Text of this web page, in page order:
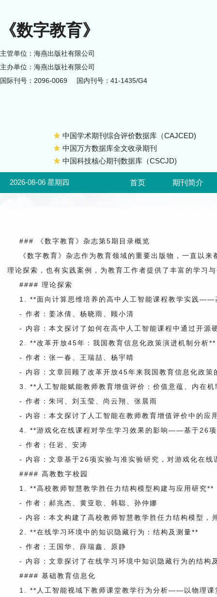
《数字教育》
主管单位：海燕出版社有限公司
主办单位：海燕出版社有限公司
国际刊号：2096-0069
国内刊号：41-1435/G4
中国学术期刊综合评价数据库（CAJCED)
中国万方数据库全文收录期刊
中国科技核心期刊数据库（CSCJD)
2026-08-06 星期四 首页 期刊简介
### 《数字教育》杂志第5期目录概览
《数字教育》杂志作为教育领域的重要出版物，一直以
理论探索，也有实践案例，为教育工作者提供了丰富的学习
#### 理论探索
1. **面向计算思维培养的高中人工智能课程教学实践——
- 作者：姜冰倩、杨晓雨、顾小清
- 内容：本文探讨了如何在高中人工智能课程中通过开源
2. **改革开放45年：我国教育信息化政策演进机制分析**
- 作者：张一春、王瑞喆、杨宇晴
- 内容：文章回顾了改革开放45年来我国教育信息化政
3. **人工智能赋能教师教育增值评价：价值意蕴、内在
- 作者：朱珂、刘玉莹、尚云翔、张晨雨
- 内容：本文探讨了人工智能在教师教育增值评价中的应
4. **游戏化在线课程对学生学习效果的影响——基于26
- 作者：任岩、安涛
- 内容：文章基于26项实验与准实验研究，对游戏化在
#### 高教数字校园
1. **高校教师智慧教学胜任力结构模型构建与应用研究**
- 作者：郝兆杰、黄亚歌、韩聪、孙仲娜
- 内容：本文构建了高校教师智慧教学胜任力结构模型，
2. **在线学习环境中的知识隐藏行为：结构及测量**
- 作者：王国华、薛瑞鑫、原静
- 内容：文章探讨了在线学习环境中知识隐藏行为的结构
#### 基础教育信息化
1. **人工智能视域下教师课堂教学行为分析——以物理课